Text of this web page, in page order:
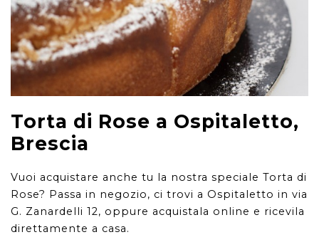
Torta di Rose a Ospitaletto,
Brescia
Vuoi acquistare anche tu la nostra speciale Torta di
Rose? Passa in negozio, ci trovi a Ospitaletto in via
G. Zanardelli 12, oppure acquistala online e ricevila
direttamente a casa.